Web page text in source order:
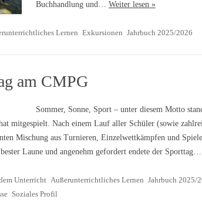
Buchhandlung und… Weiter lesen »
Lernen Exkursionen Jahrbuch 2025/2026
am CMPG
Sommer, Sonne, Sport – unter diesem Motto
mitgespielt. Nach einem Lauf aller Schüler (sowie
Mischung aus Turnieren, Einzelwettkämpfen und
Laune und angenehm gefordert endete der Sporttag…
Unterricht Außerunterrichtliches Lernen Jahrbuch 2025/
Soziales Profil